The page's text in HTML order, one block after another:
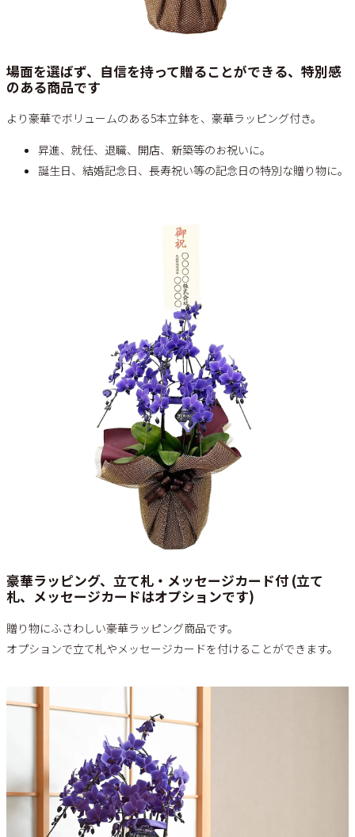
場面を選ばず、自信を持って贈ることができる、特別感
のある商品です
より豪華でボリュームのある5本立鉢を、豪華ラッピング付き。
昇進、就任、退職、開店、新築等のお祝いに。
誕生日、結婚記念日、長寿祝い等の記念日の特別な贈り物に。
豪華ラッピング、立て札・メッセージカード付 (立て
札、メッセージカードはオプションです)
贈り物にふさわしい豪華ラッピング商品です。
オプションで立て札やメッセージカードを付けることができます。